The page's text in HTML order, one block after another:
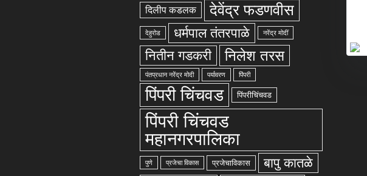
दिलीप कडलक देवेंद्र फडणवीस
देहुरोड धर्मपाल तंतरपाळे नरेंद्र मोदीं
नितीन गडकरी निलेश तरस
पंतप्रधान नरेंद्र मोदी पर्यावरण पिंपरी
पिंपरी चिंचवड पिंपरीचिंचवड
पिंपरी चिंचवड
महानगरपालिका
पुणे प्रजेचा विकास प्रजेचाविकास बापु कातळे